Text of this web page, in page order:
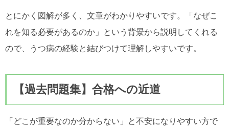
とにかく図解が多く、文章がわかりやすいです。「なぜこ
れを知る必要があるのか」という背景から説明してくれる
ので、うつ病の経験と結びつけて理解しやすいです。
【過去問題集】合格への近道
「どこが重要なのか分からない」と不安になりやすい方で